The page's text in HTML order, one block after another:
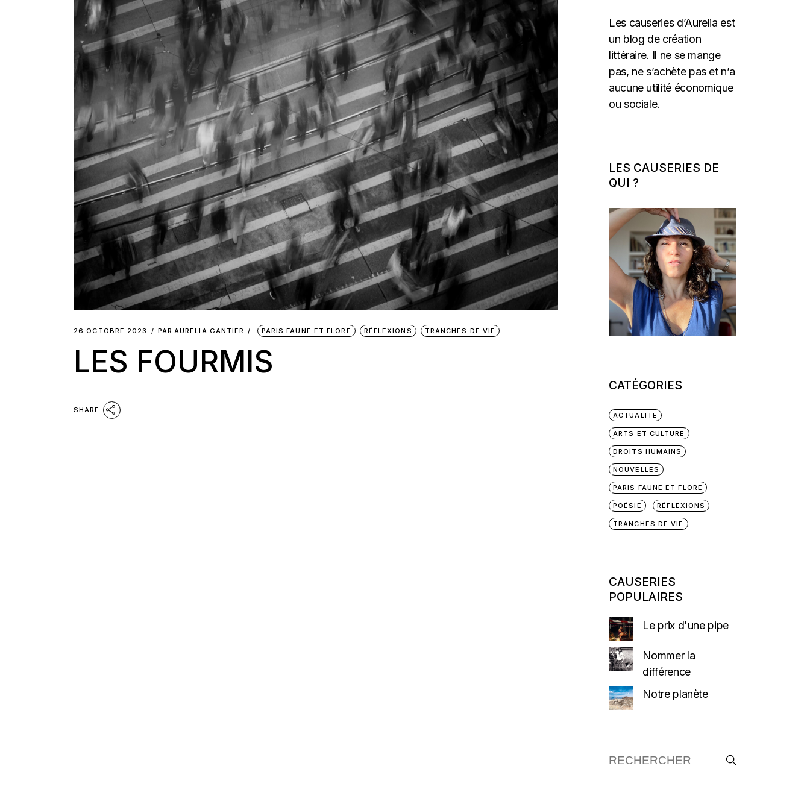
26 OCTOBRE 2023 PAR AURELIA GANTIER PARIS FAUNE ET FLORE RÉFLEXIONS TRANCHES DE VIE
LES FOURMIS
SHARE
Les causeries d’Aurelia est
un blog de création
littéraire. Il ne se mange
pas, ne s’achète pas et n’a
aucune utilité économique
ou sociale.
LES CAUSERIES DE
QUI ?
CATÉGORIES
ACTUALITÉ
ARTS ET CULTURE
DROITS HUMAINS
NOUVELLES
PARIS FAUNE ET FLORE
POÉSIE RÉFLEXIONS
TRANCHES DE VIE
CAUSERIES
POPULAIRES
Le prix d'une pipe
Nommer la
différence
Notre planète
Recherche :